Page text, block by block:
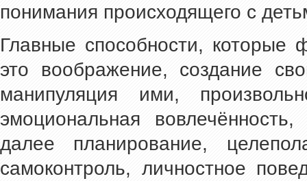
понимания происходящего с
Главные способности, которые
это воображение, создание
манипуляция ими,
эмоциональная
далее планирование,
самоконтроль, личностное